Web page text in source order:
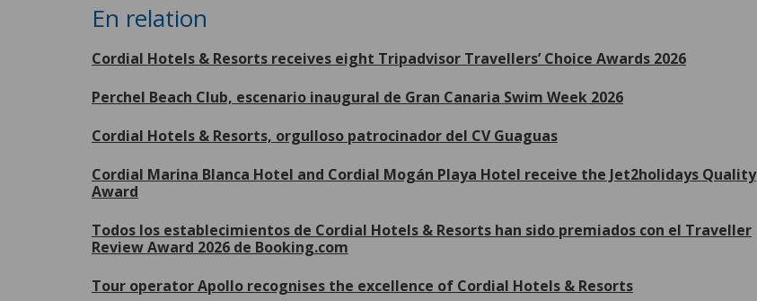
En relation
Cordial Hotels & Resorts receives eight Tripadvisor Travellers’ Choice Awards 2026
Perchel Beach Club, escenario inaugural de Gran Canaria Swim Week 2026
Cordial Hotels & Resorts, orgulloso patrocinador del CV Guaguas
Cordial Marina Blanca Hotel and Cordial Mogán Playa Hotel receive the Jet2holidays Quality
Award
Todos los establecimientos de Cordial Hotels & Resorts han sido premiados con el Traveller
Review Award 2026 de Booking.com
Tour operator Apollo recognises the excellence of Cordial Hotels & Resorts